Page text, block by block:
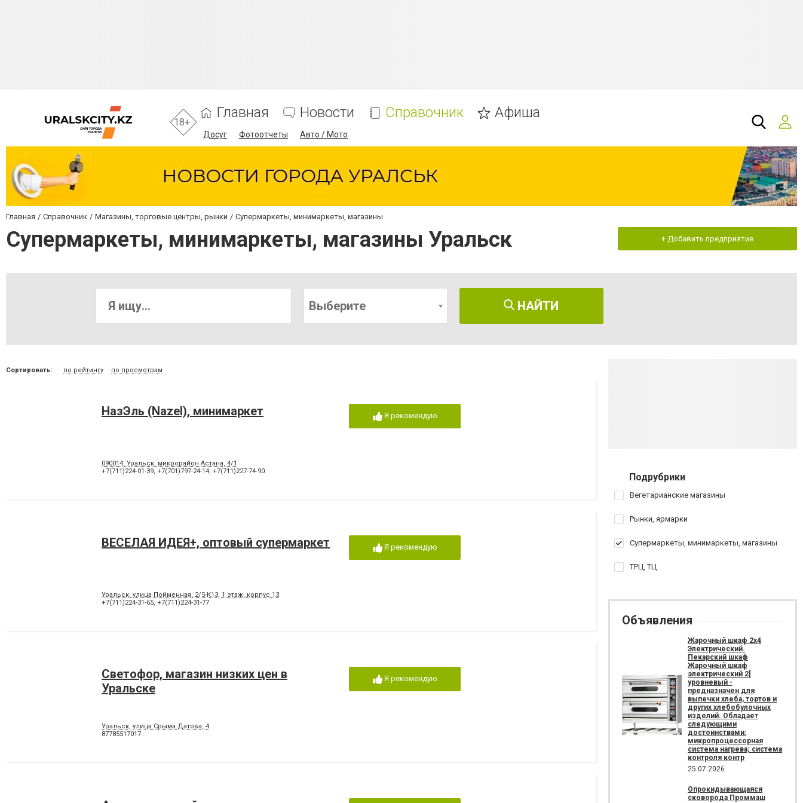
18+
Главная Новости Справочник Афиша
Досуг Фотоотчеты Авто / Мото
Главная Справочник Магазины, торговые центры, рынки Супермаркеты, минимаркеты, магазины
Супермаркеты, минимаркеты, магазины Уральск + Добавить предприятие
Выберите НАЙТИ
Сортировать: по рейтингу по просмотрам
НазЭль (Nazel), минимаркет
090014, Уральск, микрорайон Астана, 4/1
+7(711)224-01-39, +7(701)797-24-14, +7(711)227-74-90
Я рекомендую
ВЕСЕЛАЯ ИДЕЯ+, оптовый супермаркет
Уральск, улица Пойменная, 2/5-К13, ​1 этаж, корпус 13
+7(711)224-31-65, +7(711)224-31-77
Я рекомендую
Светофор, магазин низких цен в
Уральске
Уральск, улица Срыма Датова, 4
87785517017
Я рекомендую
Подрубрики
Вегетарианские магазины
Рынки, ярмарки
Супермаркеты, минимаркеты, магазины
ТРЦ, ТЦ
Объявления
Жарочный шкаф 2х4
Электрический.
Пекарский шкаф
Жарочный шкаф
электрический 2[
уровневый -
предназначен для
выпечки хлеба, тортов и
других хлебобулочных
изделий. Обладает
следующими
достоинствами:
микропроцессорная
система нагрева; система
контроля контр
25.07.2026
Опрокидывающаяся
сковорода Проммаш